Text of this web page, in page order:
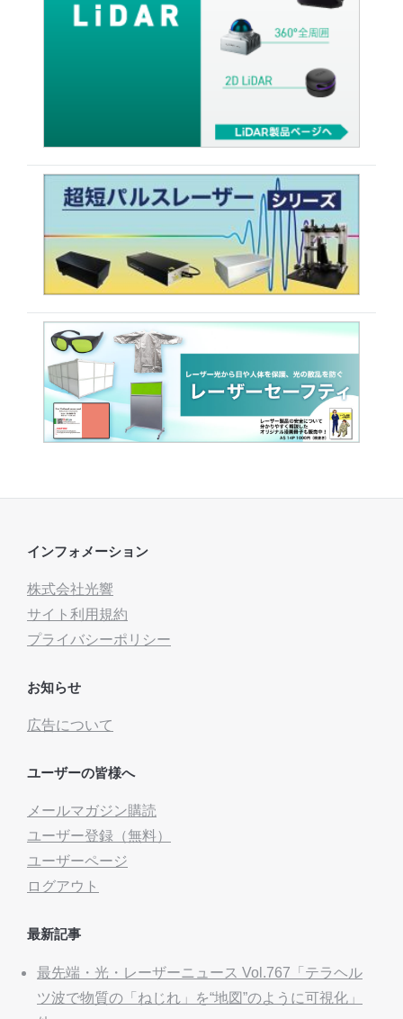
インフォメーション
株式会社光響
サイト利用規約
プライバシーポリシー
お知らせ
広告について
ユーザーの皆様へ
メールマガジン購読
ユーザー登録（無料）
ユーザーページ
ログアウト
最新記事
最先端・光・レーザーニュース Vol.767「テラヘル
ツ波で物質の「ねじれ」を“地図”のように可視化」